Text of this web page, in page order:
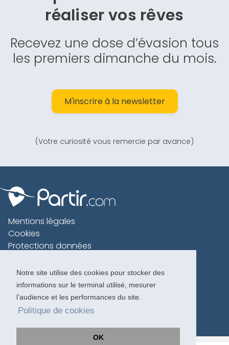
Notre site utilise des cookies pour stocker des
informations sur le terminal utilisé, mesurer
l’audience et les performances du site.
Politique de cookies
OK
réaliser vos rêves
Recevez une dose d’évasion tous
les premiers dimanche du mois.
M'inscrire à la newsletter
(Votre curiosité vous remercie par avance)
Mentions légales
Cookies
Protections données
Charte voyageur
Copyright 1996-2026